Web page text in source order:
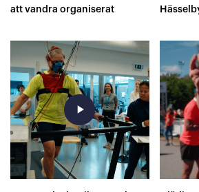
att vandra organiserat
play_arrow